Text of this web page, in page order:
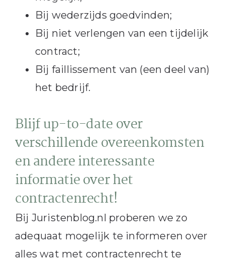
Bij wederzijds goedvinden;
Bij niet verlengen van een tijdelijk
contract;
Bij faillissement van (een deel van)
het bedrijf.
Blijf up-to-date over
verschillende overeenkomsten
en andere interessante
informatie over het
contractenrecht!
Bij Juristenblog.nl proberen we zo
adequaat mogelijk te informeren over
alles wat met contractenrecht te